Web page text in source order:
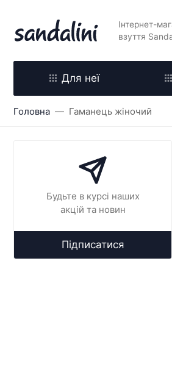
Інтернет-
взуття
Для неї
Головна Гаманець жіночий
Будьте в курсі наших
акцій та новин
Підписатися